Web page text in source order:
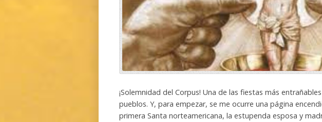
¡Solemnidad del Corpus! Una de las fiestas más
pueblos. Y, para empezar, se me ocurre una página
primera Santa norteamericana, la estupenda esposa y